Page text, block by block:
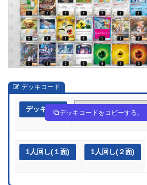
デッキコード
デッキ作成 Fwkfwv-7icd5o-kvFVkk
デッキコードをコピーする。
1人回し(１面) 1人回し(２面)